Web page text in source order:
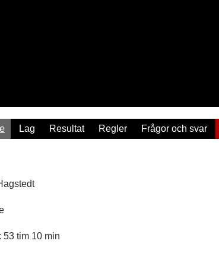
Lag Resultat Regler Frågor och svar
53 tim 10 min